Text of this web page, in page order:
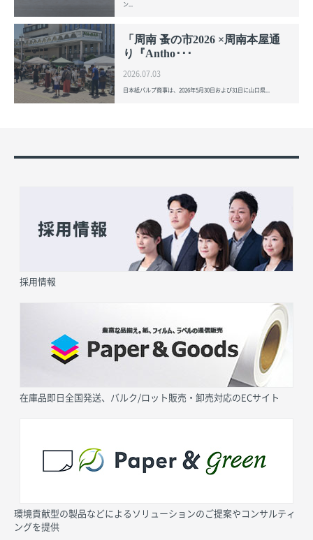
ン...
「周南 蚤の市2026 ×周南本屋通
り『Antho･･･
2026.07.03
日本紙パルプ商事は、2026年5月30日および31日に山口県...
採用情報
在庫品即日全国発送、バルク/ロット販売・卸売対応のECサイト
環境貢献型の製品などによるソリューションのご提案やコンサルティ
ングを提供